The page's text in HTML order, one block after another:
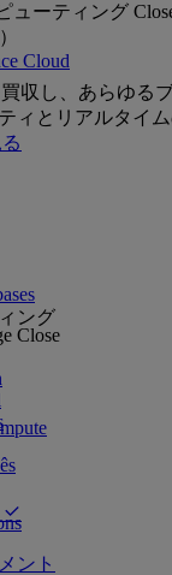
収し、あらゆる
ィとリアルタイ
Close
ント
ューティング
Cloud
ング